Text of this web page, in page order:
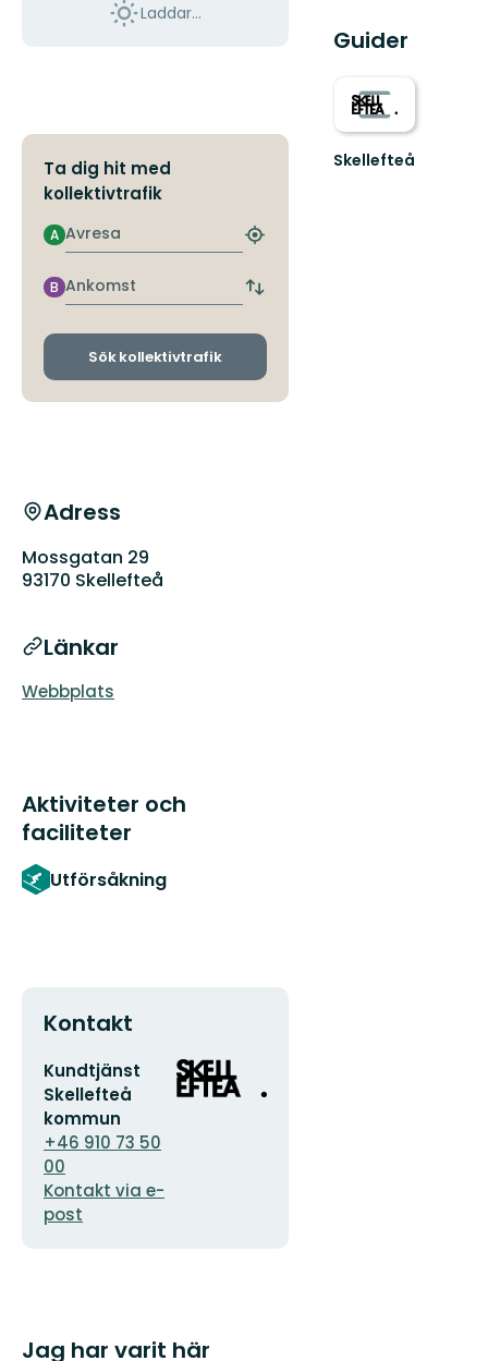
Laddar...
Ta dig hit med
kollektivtrafik
Avresa
A
Hitta
hållplats
Ankomst
B
Byt
och
Sök kollektivtrafik
Adress
Mossgatan 29
93170 Skellefteå
Länkar
Webbplats
Aktiviteter och
faciliteter
Utförsåkning
Kontakt
E-
postadress
Kundtjänst
Skellefteå
kommun
+46 910 73 50
00
Kontakt via e-
post
Organisationens
logotyp
Jag har varit här
Guider
Skellefteå